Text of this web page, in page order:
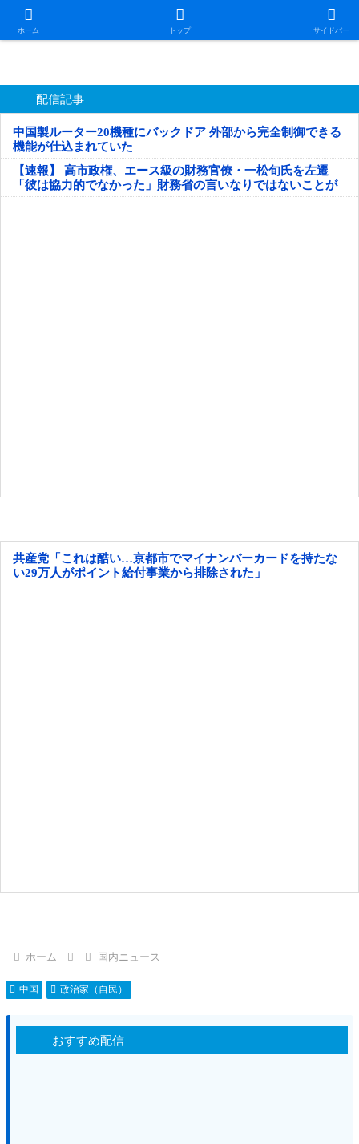
ホーム トップ サイドバー
日本第一！ニュース録
配信記事
中国製ルーター20機種にバックドア 外部から完全制御できる
機能が仕込まれていた
【速報】 高市政権、エース級の財務官僚・一松旬氏を左遷
「彼は協力的でなかった」財務省の言いなりではないことが
判明
共産党「これは酷い…京都市でマイナンバーカードを持たな
い29万人がポイント給付事業から排除された」
ホーム 国内ニュース
中国 政治家（自民）
おすすめ配信